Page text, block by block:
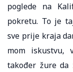
poglede na
pokretu. To je
sve prije kraja
mom iskustvu,
također žure da